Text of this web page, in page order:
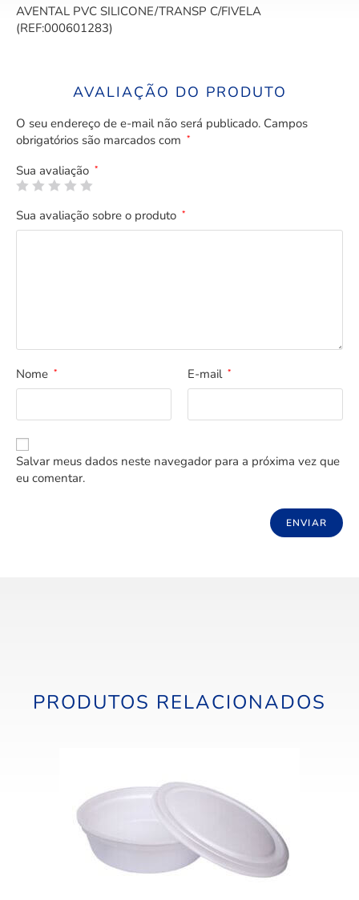
AVENTAL PVC SILICONE/TRANSP C/FIVELA
(REF:000601283)
AVALIAÇÃO DO PRODUTO
O seu endereço de e-mail não será publicado. Campos
obrigatórios são marcados com *
Sua avaliação *
Sua avaliação sobre o produto *
Nome * E-mail *
Salvar meus dados neste navegador para a próxima vez que
eu comentar.
PRODUTOS RELACIONADOS